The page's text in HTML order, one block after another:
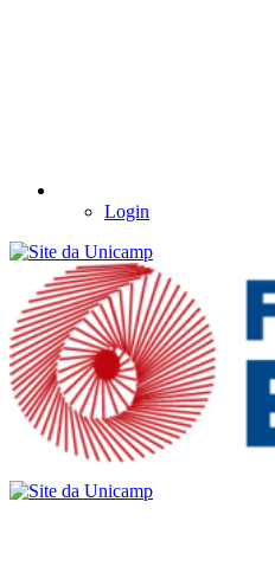
Login